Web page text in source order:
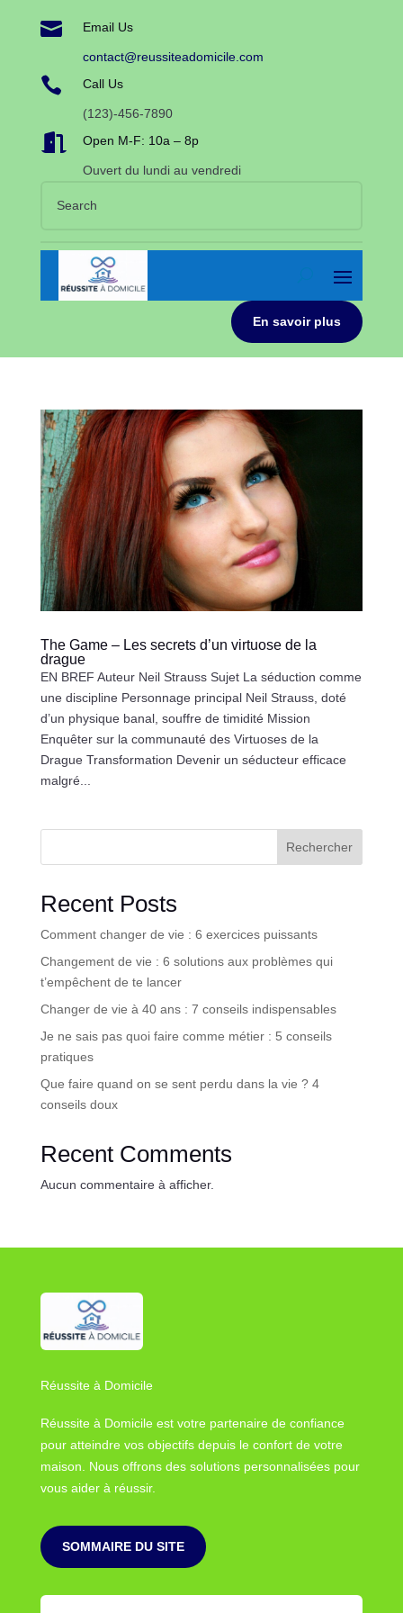
 Email Us
contact@reussiteadomicile.com
 Call Us
(123)-456-7890
 Open M-F: 10a – 8p
Ouvert du lundi au vendredi
En savoir plus
The Game – Les secrets d’un virtuose de la
drague
EN BREF Auteur Neil Strauss Sujet La séduction comme
une discipline Personnage principal Neil Strauss, doté
d’un physique banal, souffre de timidité Mission
Enquêter sur la communauté des Virtuoses de la
Drague Transformation Devenir un séducteur efficace
malgré...
Rechercher
Recent Posts
Comment changer de vie : 6 exercices puissants
Changement de vie : 6 solutions aux problèmes qui
t’empêchent de te lancer
Changer de vie à 40 ans : 7 conseils indispensables
Je ne sais pas quoi faire comme métier : 5 conseils
pratiques
Que faire quand on se sent perdu dans la vie ? 4
conseils doux
Recent Comments
Aucun commentaire à afficher.
Réussite à Domicile
Réussite à Domicile est votre partenaire de confiance
pour atteindre vos objectifs depuis le confort de votre
maison. Nous offrons des solutions personnalisées pour
vous aider à réussir.
SOMMAIRE DU SITE